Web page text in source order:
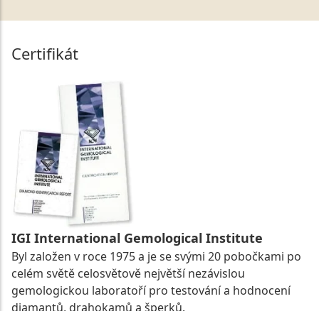
Certifikát
IGI International Gemological Institute
Byl založen v roce 1975 a je se svými 20 pobočkami po
celém světě celosvětově největší nezávislou
gemologickou laboratoří pro testování a hodnocení
diamantů, drahokamů a šperků.